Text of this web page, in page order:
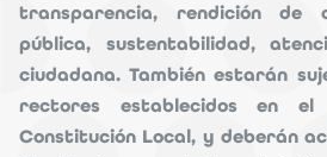
transparencia, rendición de
pública, sustentabilidad,
ciudadana. También estarán
rectores establecidos en
Constitución Local, y deberán